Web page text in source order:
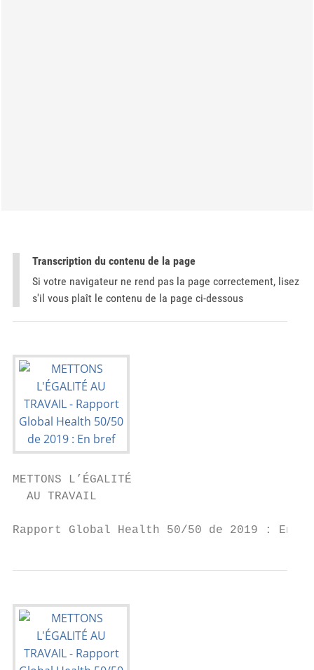
Transcription du contenu de la page
Si votre navigateur ne rend pas la page correctement, lisez
s'il vous plaît le contenu de la page ci-dessous
METTONS L’ÉGALITÉ
  AU TRAVAIL
Rapport Global Health 50/50 de 2019 : En